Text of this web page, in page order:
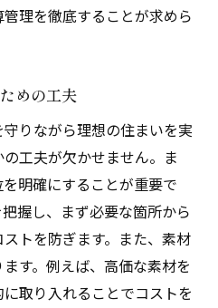
理を徹底することが求めら
めの工夫
りながら理想の住まいを実
工夫が欠かせません。ま
明確にすることが重要で
握し、まず必要な箇所から
トを防ぎます。また、素材
す。例えば、高価な素材を
取り入れることでコストを